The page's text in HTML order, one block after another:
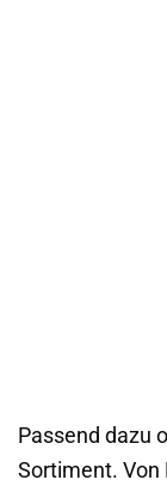
Passend dazu
Sortiment. Von